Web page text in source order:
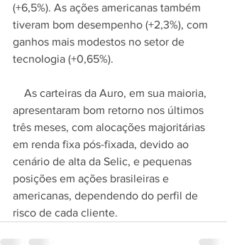
(+6,5%). As ações americanas também
tiveram bom desempenho (+2,3%), com
ganhos mais modestos no setor de
tecnologia (+0,65%).
apresentaram bom retorno nos últimos
três meses, com alocações majoritárias
em renda fixa pós-fixada, devido ao
cenário de alta da Selic, e pequenas
posições em ações brasileiras e
americanas, dependendo do perfil de
risco de cada cliente.